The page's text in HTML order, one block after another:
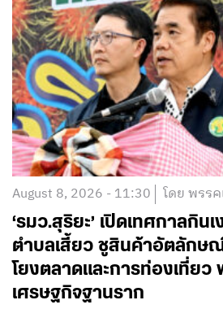
August 8, 2026 - 11:30 โดย พรร
‘รมว.สุริยะ’ เปิดเทศกาลกิน
ตำบลเสี้ยว ชูสินค้าอัตลักษ
โยงตลาดและการท่องเที่ยว
เศรษฐกิจฐานราก